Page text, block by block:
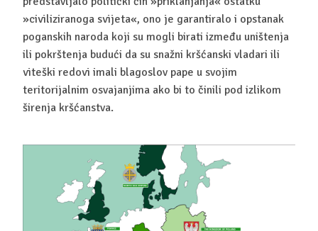
»civiliziranoga svijeta«, ono je garantiralo i opstanak
poganskih naroda koji su mogli birati između uništenja
ili pokrštenja budući da su snažni kršćanski vladari ili
viteški redovi imali blagoslov pape u svojim
teritorijalnim osvajanjima ako bi to činili pod izlikom
širenja kršćanstva.